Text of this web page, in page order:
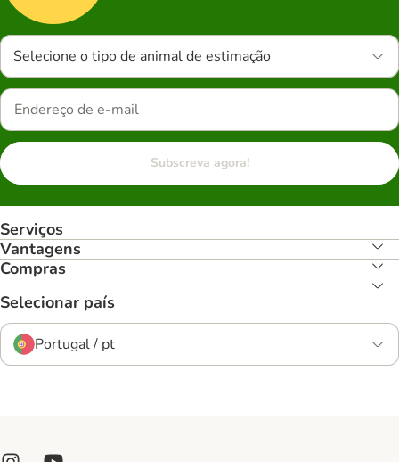
Selecione o tipo de animal de estimação
Subscreva agora!
Serviços
Vantagens
Compras
Selecionar país
Portugal / pt